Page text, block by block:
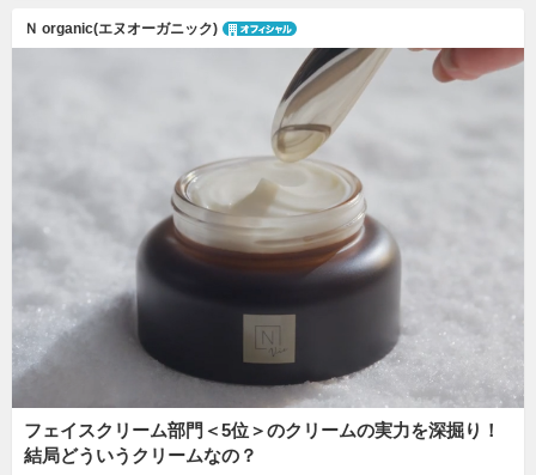
Ｎ organic(エヌオーガニック)
フェイスクリーム部門＜5位＞のクリームの実力を深掘り！
結局どういうクリームなの？